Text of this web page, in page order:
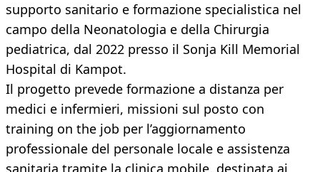
supporto sanitario e formazione specialistica nel
campo della Neonatologia e della Chirurgia
pediatrica, dal 2022 presso il Sonja Kill Memorial
Hospital di Kampot.
Il progetto prevede formazione a distanza per
medici e infermieri, missioni sul posto con
training on the job per l’aggiornamento
professionale del personale locale e assistenza
sanitaria tramite la clinica mobile, destinata ai